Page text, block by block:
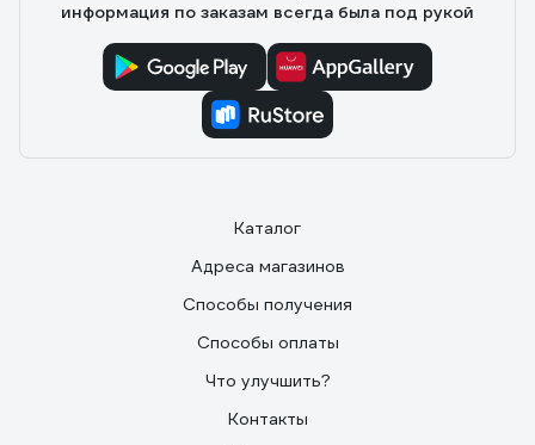
информация по заказам всегда была под рукой
Каталог
Адреса магазинов
Способы получения
Способы оплаты
Что улучшить?
Контакты